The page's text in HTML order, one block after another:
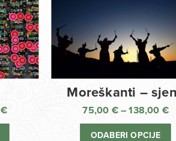
€
cijena:
Moreškanti –
75,00 € – 138,00 €
ODABERI OPCIJE